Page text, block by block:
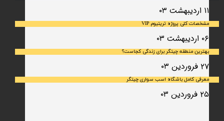
۱۱ اردیبهشت ۰۳
مشخصات کلی پروژه تریتیوم VIP
۰۶ اردیبهشت ۰۳
بهترین منطقه چیتگر برای زندگی کجاست؟
۲۷ فروردین ۰۳
معرفی کامل باشگاه اسب سواری چیتگر
۲۵ فروردین ۰۳